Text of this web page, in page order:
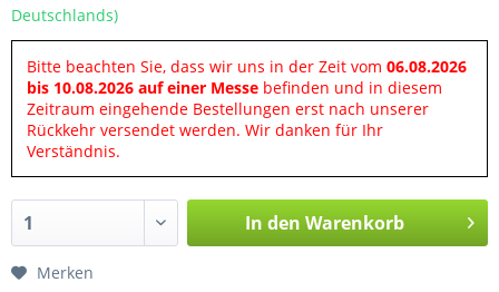
Deutschlands)
Bitte beachten Sie, dass wir uns in der Zeit vom 06.08.2026
bis 10.08.2026 auf einer Messe befinden und in diesem
Zeitraum eingehende Bestellungen erst nach unserer
Rückkehr versendet werden. Wir danken für Ihr
Verständnis.
In den Warenkorb
Merken